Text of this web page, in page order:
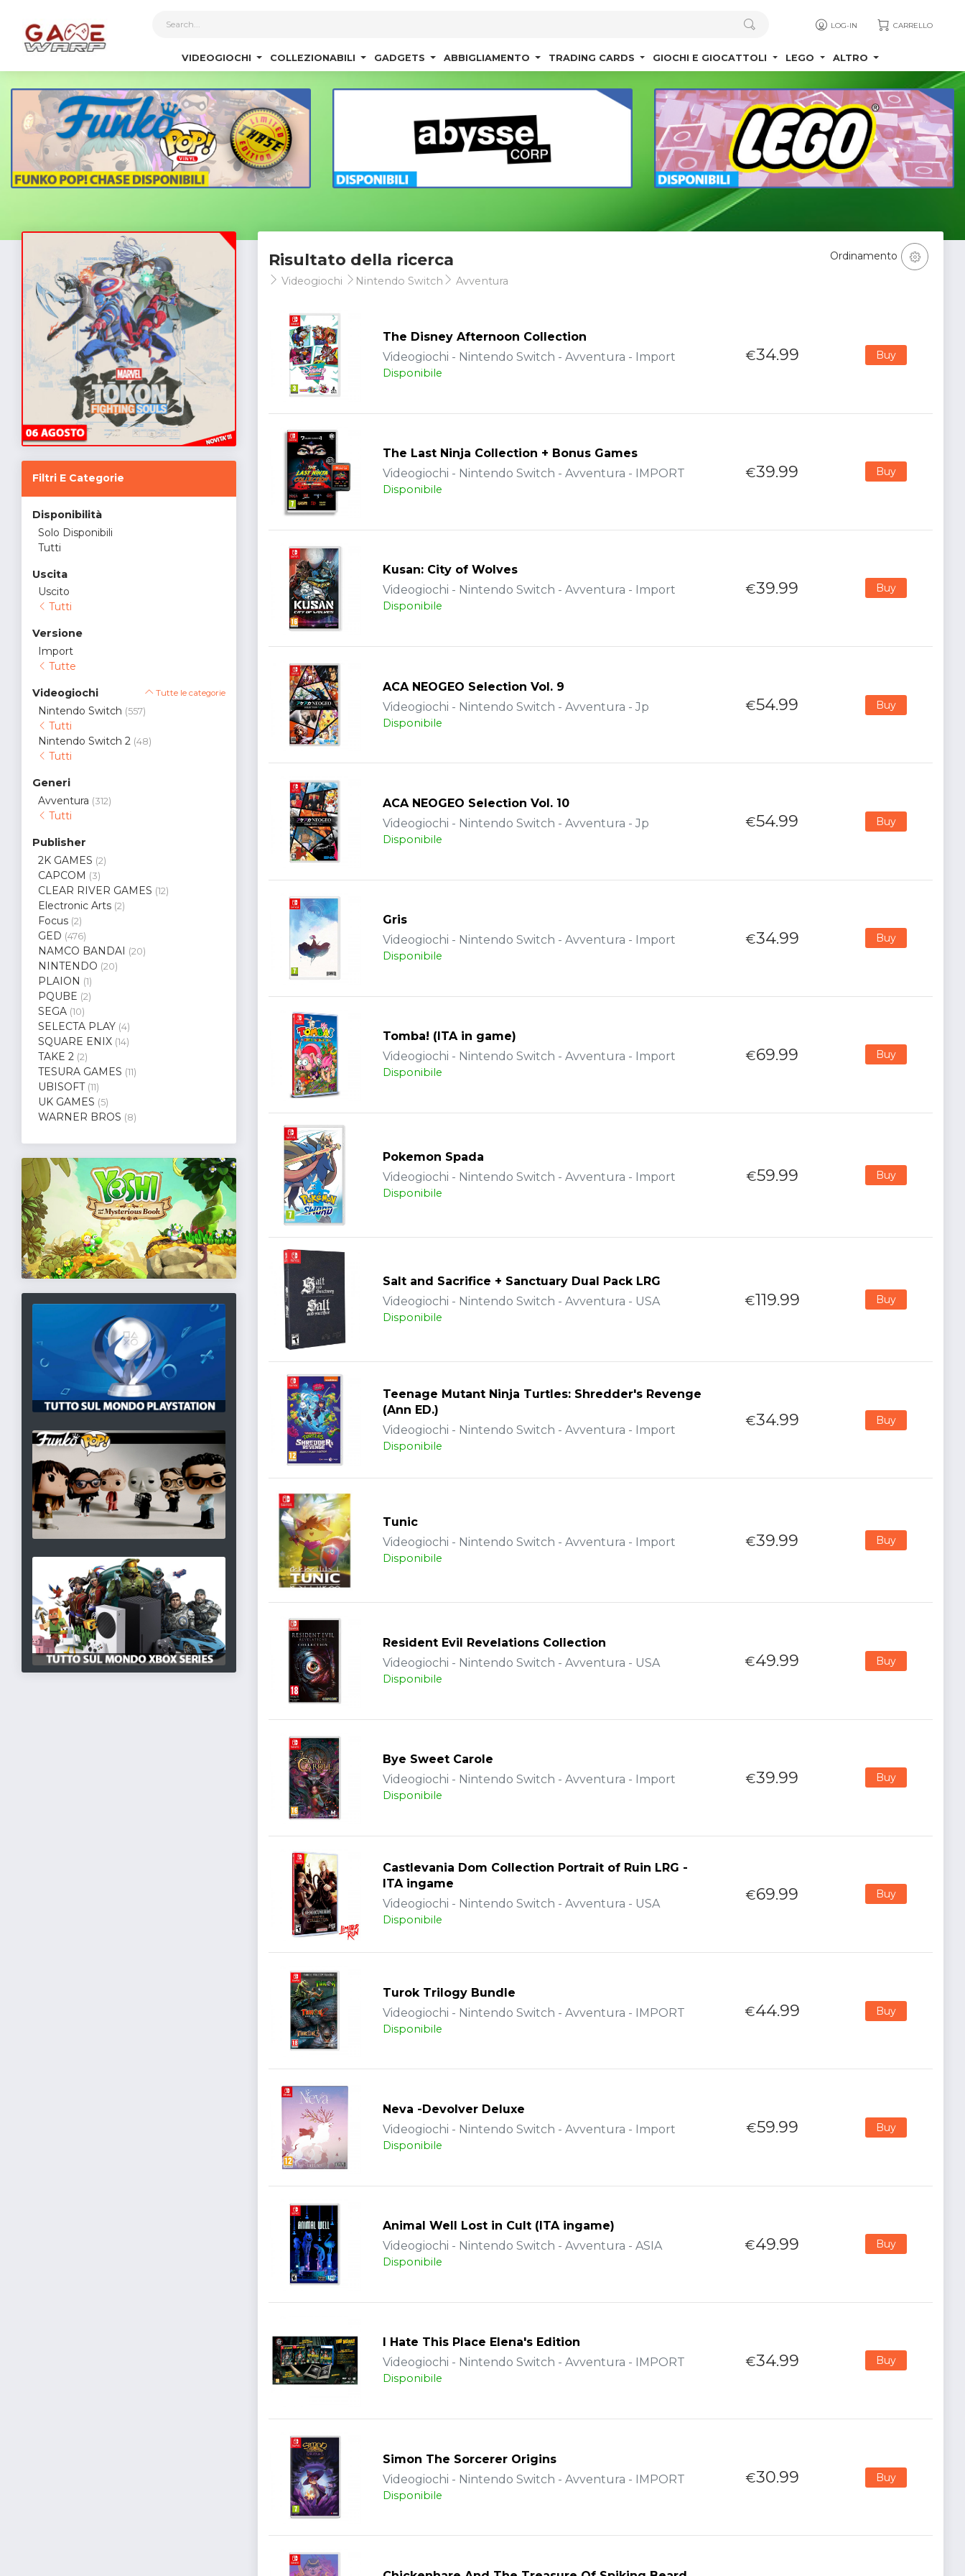
LOG-IN CARRELLO
VIDEOGIOCHI COLLEZIONABILI GADGETS ABBIGLIAMENTO TRADING CARDS GIOCHI E GIOCATTOLI LEGO ALTRO
Filtri E Categorie
Disponibilità
Solo Disponibili
Tutti
Uscita
Uscito
Tutti
Versione
Import
Tutte
Videogiochi Tutte le categorie
Nintendo Switch (557)
Tutti
Nintendo Switch 2 (48)
Tutti
Generi
Avventura (312)
Tutti
Publisher
2K GAMES (2)
CAPCOM (3)
CLEAR RIVER GAMES (12)
Electronic Arts (2)
Focus (2)
GED (476)
NAMCO BANDAI (20)
NINTENDO (20)
PLAION (1)
PQUBE (2)
SEGA (10)
SELECTA PLAY (4)
SQUARE ENIX (14)
TAKE 2 (2)
TESURA GAMES (11)
UBISOFT (11)
UK GAMES (5)
WARNER BROS (8)
Risultato della ricerca
Videogiochi Nintendo Switch Avventura
Ordinamento
The Disney Afternoon Collection
Videogiochi - Nintendo Switch - Avventura - Import
Disponibile
€34.99 Buy
The Last Ninja Collection + Bonus Games
Videogiochi - Nintendo Switch - Avventura - IMPORT
Disponibile
€39.99 Buy
Kusan: City of Wolves
Videogiochi - Nintendo Switch - Avventura - Import
Disponibile
€39.99 Buy
ACA NEOGEO Selection Vol. 9
Videogiochi - Nintendo Switch - Avventura - Jp
Disponibile
€54.99 Buy
ACA NEOGEO Selection Vol. 10
Videogiochi - Nintendo Switch - Avventura - Jp
Disponibile
€54.99 Buy
Gris
Videogiochi - Nintendo Switch - Avventura - Import
Disponibile
€34.99 Buy
Tomba! (ITA in game)
Videogiochi - Nintendo Switch - Avventura - Import
Disponibile
€69.99 Buy
Pokemon Spada
Videogiochi - Nintendo Switch - Avventura - Import
Disponibile
€59.99 Buy
Salt and Sacrifice + Sanctuary Dual Pack LRG
Videogiochi - Nintendo Switch - Avventura - USA
Disponibile
€119.99 Buy
Teenage Mutant Ninja Turtles: Shredder's Revenge
(Ann ED.)
Videogiochi - Nintendo Switch - Avventura - Import
Disponibile
€34.99 Buy
Tunic
Videogiochi - Nintendo Switch - Avventura - Import
Disponibile
€39.99 Buy
Resident Evil Revelations Collection
Videogiochi - Nintendo Switch - Avventura - USA
Disponibile
€49.99 Buy
Bye Sweet Carole
Videogiochi - Nintendo Switch - Avventura - Import
Disponibile
€39.99 Buy
Castlevania Dom Collection Portrait of Ruin LRG -
ITA ingame
Videogiochi - Nintendo Switch - Avventura - USA
Disponibile
€69.99 Buy
Turok Trilogy Bundle
Videogiochi - Nintendo Switch - Avventura - IMPORT
Disponibile
€44.99 Buy
Neva -Devolver Deluxe
Videogiochi - Nintendo Switch - Avventura - Import
Disponibile
€59.99 Buy
Animal Well Lost in Cult (ITA ingame)
Videogiochi - Nintendo Switch - Avventura - ASIA
Disponibile
€49.99 Buy
I Hate This Place Elena's Edition
Videogiochi - Nintendo Switch - Avventura - IMPORT
Disponibile
€34.99 Buy
Simon The Sorcerer Origins
Videogiochi - Nintendo Switch - Avventura - IMPORT
Disponibile
€30.99 Buy